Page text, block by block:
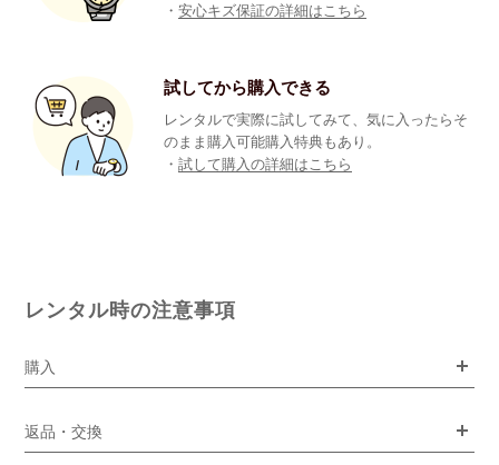
・安心キズ保証の詳細はこちら
試してから購入できる
レンタルで実際に試してみて、気に入ったらそ
のまま購入可能購入特典もあり。
・試して購入の詳細はこちら
レンタル時の注意事項
購入
返品・交換